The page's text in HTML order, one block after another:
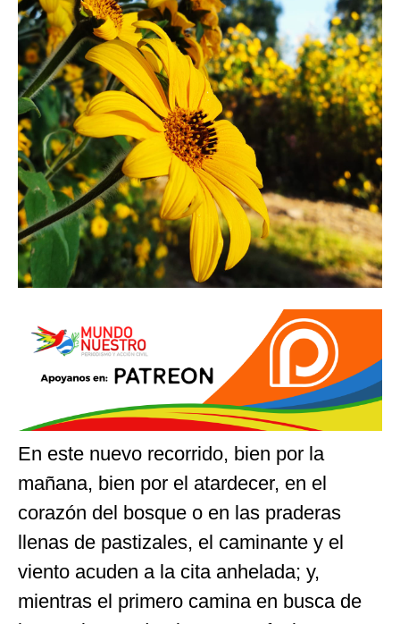
En este nuevo recorrido, bien por la
mañana, bien por el atardecer, en el
corazón del bosque o en las praderas
llenas de pastizales, el caminante y el
viento acuden a la cita anhelada; y,
mientras el primero camina en busca de